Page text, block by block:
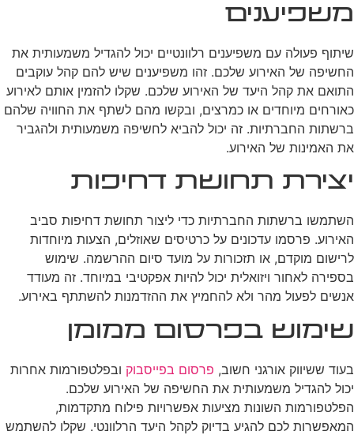
משפיענים
שיתוף פעולה עם משפיענים רלוונטיים יכול להגדיל משמעותית את
החשיפה של האירוע שלכם. זהו משפיענים שיש להם קהל עוקבים
התואם את קהל היעד של האירוע שלכם. שקלו להזמין אותם לאירוע
כאורחים מיוחדים או כמרצים, ובקשו מהם לשתף את החוויה שלהם
ברשתות החברתיות. זה יכול להביא לחשיפה משמעותית ולהגביר
את האמינות של האירוע.
יצירת תחושת דחיפות
השתמשו ברשתות החברתיות כדי ליצור תחושת דחיפות סביב
האירוע. פרסמו עדכונים על כרטיסים שאוזלים, הצעות מיוחדות
לרישום מוקדם, או תזכורות על מועד סיום ההרשמה. שימוש
בספירה לאחור ויזואלית יכול להיות אפקטיבי במיוחד. זה מעודד
אנשים לפעול מהר ולא להחמיץ את ההזדמנות להשתתף באירוע.
שימוש בפרסום ממומן
בעוד ששיווק אורגני חשוב, פרסום בפייסבוק ובפלטפורמות אחרות
יכול להגדיל משמעותית את החשיפה של האירוע שלכם.
הפלטפורמות השונות מציעות אפשרויות פילוח מתקדמות,
המאפשרות לכם להגיע בדיוק לקהל היעד הרלוונטי. שקלו להשתמש